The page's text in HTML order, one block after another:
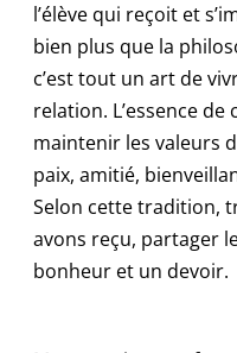
l’élève qui reçoit et
bien plus que la
c’est tout un art de
relation. L’essence
maintenir les valeurs
paix, amitié,
Selon cette tradition,
avons reçu, partager
bonheur et un devoir.